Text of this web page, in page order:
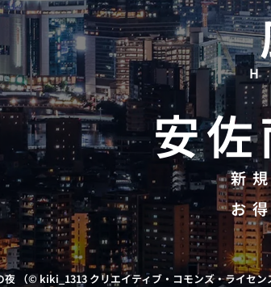
安
新
お
夜 （© kiki_1313 クリエイティブ・コモンズ・ライ